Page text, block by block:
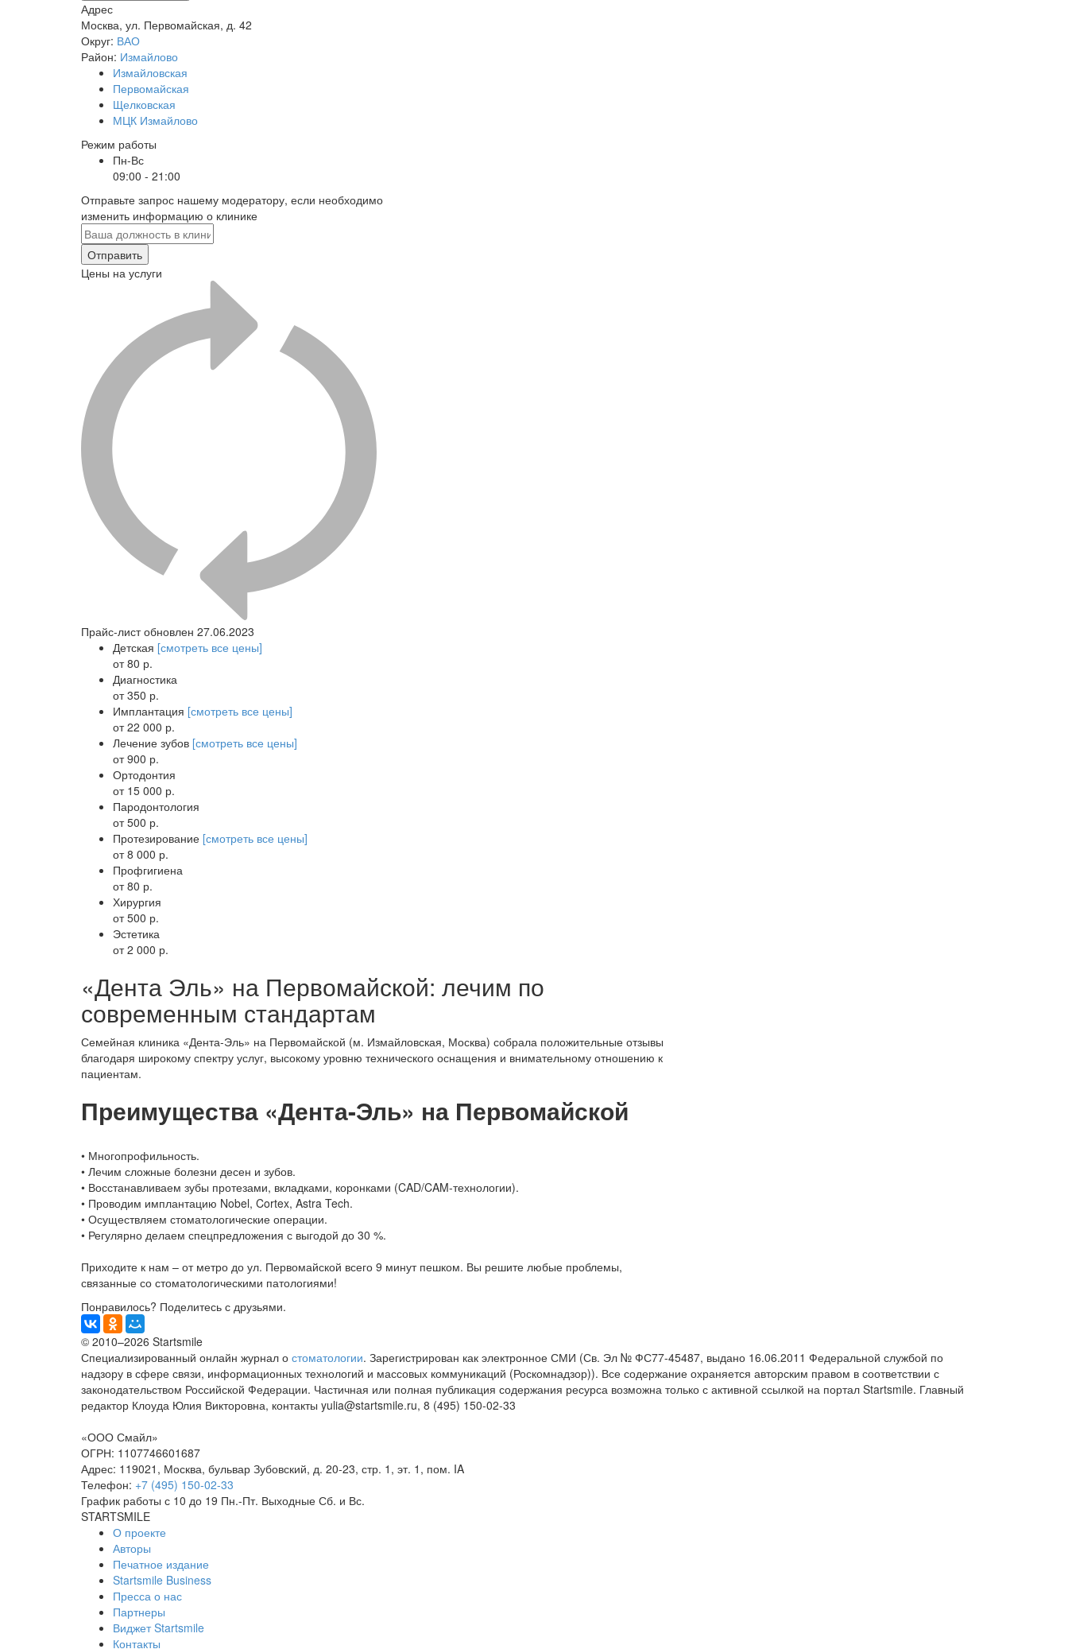
Адрес
Москва, ул. Первомайская, д. 42
Округ: ВАО
Район: Измайлово
Измайловская
Первомайская
Щелковская
МЦК Измайлово
Режим работы
Пн-Вс
09:00 - 21:00
Отправьте запрос нашему модератору, если необходимо
изменить информацию о клинике
Отправить
Цены на услуги
Прайс-лист обновлен 27.06.2023
Детская [смотреть все цены]
от 80 р.
Диагностика
от 350 р.
Имплантация [смотреть все цены]
от 22 000 р.
Лечение зубов [смотреть все цены]
от 900 р.
Ортодонтия
от 15 000 р.
Пародонтология
от 500 р.
Протезирование [смотреть все цены]
от 8 000 р.
Профгигиена
от 80 р.
Хирургия
от 500 р.
Эстетика
от 2 000 р.
«Дента Эль» на Первомайской: лечим по
современным стандартам
Семейная клиника «Дента-Эль» на Первомайской (м. Измайловская, Москва) собрала положительные отзывы
благодаря широкому спектру услуг, высокому уровню технического оснащения и внимательному отношению к
пациентам.
Преимущества «Дента-Эль» на Первомайской
• Многопрофильность.
• Лечим сложные болезни десен и зубов.
• Восстанавливаем зубы протезами, вкладками, коронками (CAD/CAM-технологии).
• Проводим имплантацию Nobel, Cortex, Astra Tech.
• Осуществляем стоматологические операции.
• Регулярно делаем спецпредложения с выгодой до 30 %.
Приходите к нам – от метро до ул. Первомайской всего 9 минут пешком. Вы решите любые проблемы,
связанные со стоматологическими патологиями!
Понравилось? Поделитесь с друзьями.
© 2010–2026 Startsmile
Специализированный онлайн журнал о стоматологии. Зарегистрирован как электронное СМИ (Св. Эл № ФС77-45487, выдано 16.06.2011 Федеральной службой по
надзору в сфере связи, информационных технологий и массовых коммуникаций (Роскомнадзор)). Все содержание охраняется авторским правом в соответствии с
законодательством Российской Федерации. Частичная или полная публикация содержания ресурса возможна только с активной ссылкой на портал Startsmile. Главный
редактор Клоуда Юлия Викторовна, контакты yulia@startsmile.ru, 8 (495) 150-02-33
«ООО Смайл»
ОГРН: 1107746601687
Адрес: 119021, Москва, бульвар Зубовский, д. 20-23, стр. 1, эт. 1, пом. IA
Телефон: +7 (495) 150-02-33
График работы с 10 до 19 Пн.-Пт. Выходные Сб. и Вс.
STARTSMILE
О проекте
Авторы
Печатное издание
Startsmile Business
Пресса о нас
Партнеры
Виджет Startsmile
Контакты